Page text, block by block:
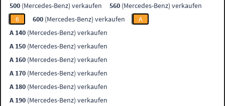
500 (Mercedes-Benz) verkaufen 560 (Mercedes-Benz) verkaufen
6
600 (Mercedes-Benz) verkaufen
A
A 140 (Mercedes-Benz) verkaufen
A 150 (Mercedes-Benz) verkaufen
A 160 (Mercedes-Benz) verkaufen
A 170 (Mercedes-Benz) verkaufen
A 180 (Mercedes-Benz) verkaufen
A 190 (Mercedes-Benz) verkaufen